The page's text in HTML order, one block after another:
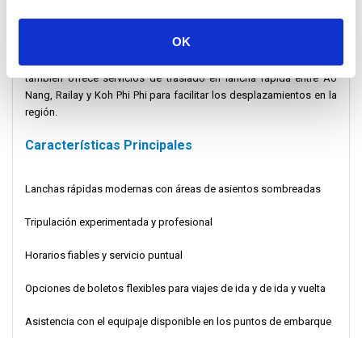
OK
Wang Sai Speedboat incluye visitas a destinos famosos como Phi
también ofrece servicios de traslado en lancha rápida entre Ao
Nang, Railay y Koh Phi Phi para facilitar los desplazamientos en la
región.
Características Principales
Lanchas rápidas modernas con áreas de asientos sombreadas
Tripulación experimentada y profesional
Horarios fiables y servicio puntual
Opciones de boletos flexibles para viajes de ida y de ida y vuelta
Asistencia con el equipaje disponible en los puntos de embarque